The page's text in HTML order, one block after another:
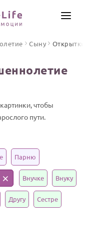
Сыну Открытки
чтобы
пути.
Парню
Внучке Внуку
Другу Сестре